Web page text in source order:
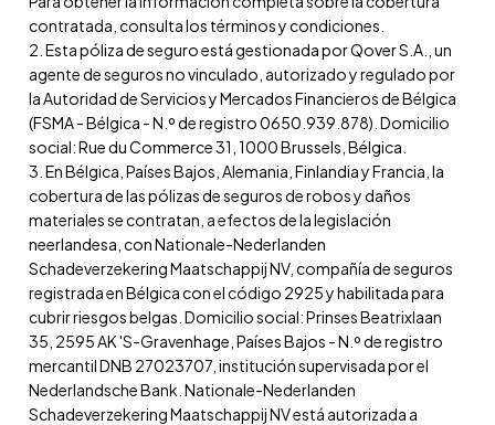
contratada, consulta los términos y condiciones.
2. Esta póliza de seguro está gestionada por Qover S.A., un
agente de seguros no vinculado, autorizado y regulado por
la Autoridad de Servicios y Mercados Financieros de Bélgica
(FSMA - Bélgica - N.º de registro 0650.939.878). Domicilio
social: Rue du Commerce 31, 1000 Brussels, Bélgica.
3. En Bélgica, Países Bajos, Alemania, Finlandia y Francia, la
cobertura de las pólizas de seguros de robos y daños
materiales se contratan, a efectos de la legislación
neerlandesa, con Nationale-Nederlanden
Schadeverzekering Maatschappij NV, compañía de seguros
registrada en Bélgica con el código 2925 y habilitada para
cubrir riesgos belgas. Domicilio social: Prinses Beatrixlaan
35, 2595 AK 'S-Gravenhage, Países Bajos - N.º de registro
mercantil DNB 27023707, institución supervisada por el
Nederlandsche Bank. Nationale-Nederlanden
Schadeverzekering Maatschappij NV está autorizada a